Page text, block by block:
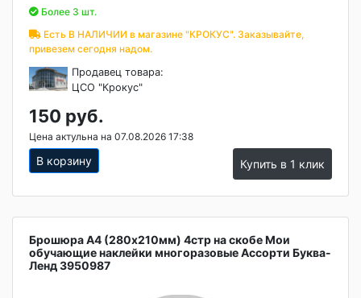
Более 3 шт.
Есть В НАЛИЧИИ в магазине "КРОКУС". Заказывайте,
привезем сегодня надом.
Продавец товара:
ЦСО "Крокус"
150 руб.
Цена актульна на 07.08.2026 17:38
В корзину Купить в 1 клик
Брошюра А4 (280х210мм) 4стр на скобе Мои
обучающие наклейки многоразовые Ассорти Буква-
Ленд 3950987